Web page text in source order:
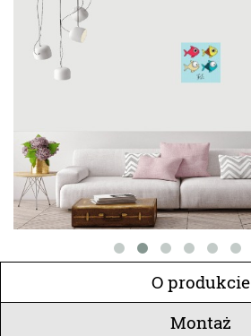
O produkcie
Montaż